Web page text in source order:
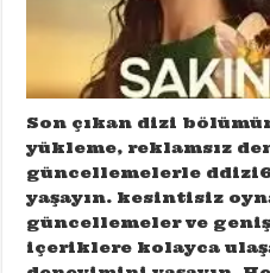
Son çıkan dizi
yükleme, reklamsız
güncellemelerle
yaşayın. kesintisiz
güncellemeler ve
içeriklere kolayca